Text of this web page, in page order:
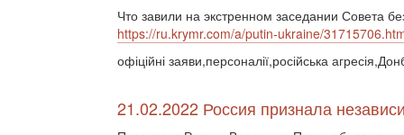
Что завили на экстренном заседании Совета
https://ru.krymr.com/a/putin-ukraine/
офіційні заяви,персоналії,російська
21.02.2022 Россия признала